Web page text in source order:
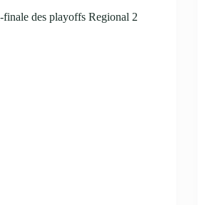
des playoffs Regional 2